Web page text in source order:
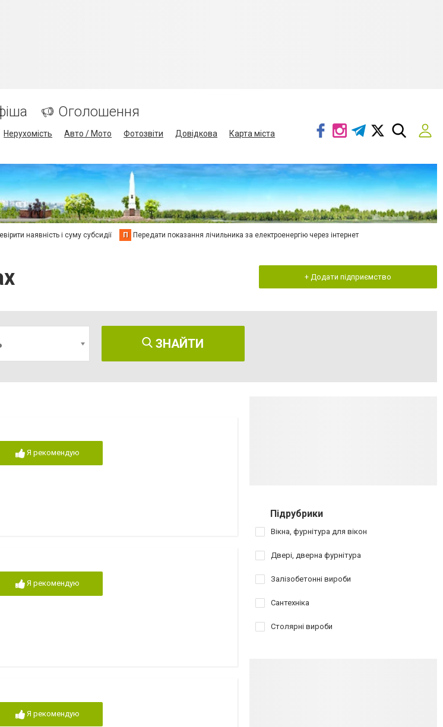
Оголошення
Нерухомість Авто / Мото Фотозвіти Довідкова
Карта міста
наявність і суму субсидії П Передати показання лічильника за електроенергію через інтернет
+ Додати підприємство
ЗНАЙТИ
Я рекомендую
Я рекомендую
Я рекомендую
Підрубрики
Вікна, фурнітура для вікон
Двері, дверна фурнітура
Залізобетонні вироби
Сантехніка
Столярні вироби